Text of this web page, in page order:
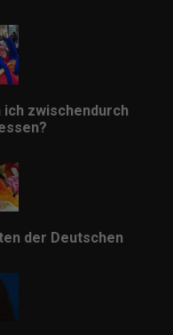
ich zwischendurch
der Deutschen